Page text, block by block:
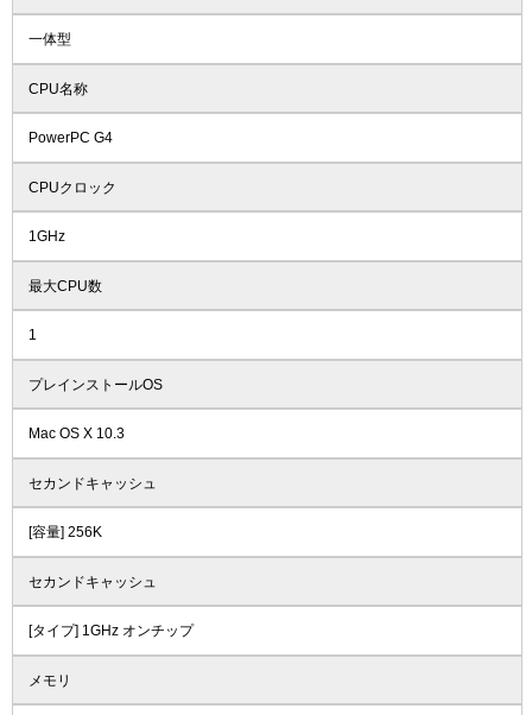
一体型
CPU名称
PowerPC G4
CPUクロック
1GHz
最大CPU数
1
プレインストールOS
Mac OS X 10.3
セカンドキャッシュ
[容量] 256K
セカンドキャッシュ
[タイプ] 1GHz オンチップ
メモリ